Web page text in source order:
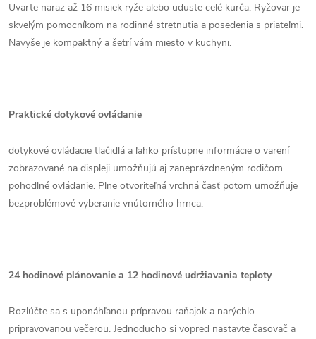
Uvarte naraz až 16 misiek ryže alebo uduste celé kurča. Ryžovar je
skvelým pomocníkom na rodinné stretnutia a posedenia s priateľmi.
Navyše je kompaktný a šetrí vám miesto v kuchyni.
Praktické dotykové ovládanie
dotykové ovládacie tlačidlá a ľahko prístupne informácie o varení
zobrazované na displeji umožňujú aj zaneprázdneným rodičom
pohodlné ovládanie. Plne otvoriteľná vrchná časť potom umožňuje
bezproblémové vyberanie vnútorného hrnca.
24 hodinové plánovanie a 12 hodinové udržiavania teploty
Rozlúčte sa s uponáhľanou prípravou raňajok a narýchlo
pripravovanou večerou. Jednoducho si vopred nastavte časovač a